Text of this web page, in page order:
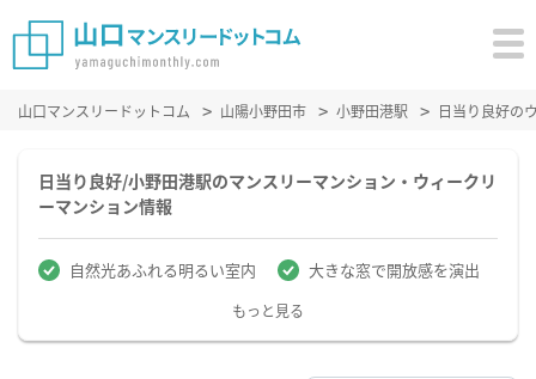
山口マンスリードットコム 山陽小野田市 小野田港駅 日当り良好の
日当り良好/小野田港駅のマンスリーマンション・ウィークリ
ーマンション情報
自然光あふれる明るい室内 大きな窓で開放感を演出
もっと見る